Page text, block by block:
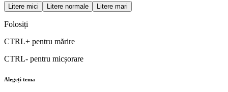
Litere mici Litere normale Litere mari
Folosiți
CTRL+ pentru mărire
CTRL- pentru micșorare
Alegeți tema